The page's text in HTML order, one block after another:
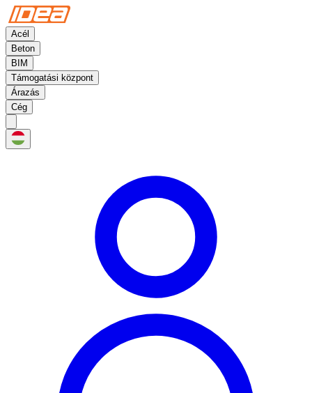
Acél
Beton
BIM
Támogatási központ
Árazás
Cég